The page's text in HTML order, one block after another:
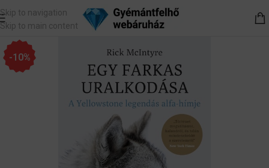
Skip to navigation
Skip to main content
-10%